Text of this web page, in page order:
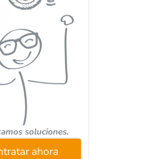
soluciones.
ahora